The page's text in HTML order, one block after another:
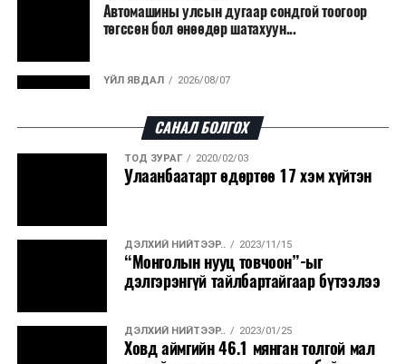
боловсруулах үйлдвэрүүдээр дулаан, цахилгаан
эрчим хүч үйлдвэрлэдэг.
Ийнхүү лаг хатаах, шатаах технологийг лагийн
эзлэхүүнийг бууруулахын зэрэгцээ эрчим хүч
үйлдвэрлэх, нөөцийг дахин ашиглах чиглэлээр олон
улсад өргөн ашиглаж байна.
Автомашины улсын дугаар сондгой тоогоор
төгссөн бол өнөөдөр шатахуун...
ҮЙЛ ЯВДАЛ 2026/08/07
ДЭЛХИЙ НИЙТЭЭР.. 2026/08/06
“Уралдронзавод” компанийн ерөнхий
ҮЙЛ ЯВДАЛ
Сүхбаатар боомтоор тав хоногт 10 мянга гаруй
тонн АИ-92 автобензин и...
ДЭЛХИЙ НИЙТЭЭР.. 2026/08/06
Вашингтон мужийн ой хээрийн түймрийг
САНАЛ БОЛГОХ
ТОД ЗУРАГ 2020/02/03
Улаанбаатарт өдөртөө 17 хэм хүйтэн
ДЭЛХИЙ НИЙТЭЭР.. 2023/11/15
“Монголын нууц товчоон”-ыг
дэлгэрэнгүй тайлбартайгаар бүтээлээ
ДЭЛХИЙ НИЙТЭЭР.. 2023/01/25
Ховд аймгийн 46.1 мянган толгой мал